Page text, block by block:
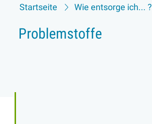
Startseite Wie entsorge ich... ?
Problemstoffe